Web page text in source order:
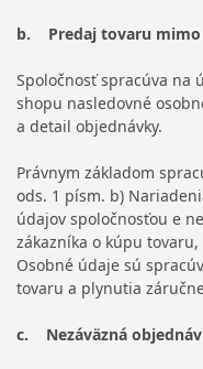
b. Predaj tovaru mimo
Spoločnosť spracúva na
shopu nasledovné
a detail objednávky.
Právnym základom
ods. 1 písm. b)
údajov spoločnosťou e
zákazníka o kúpu
Osobné údaje sú
tovaru a plynutia
c. Nezáväzná